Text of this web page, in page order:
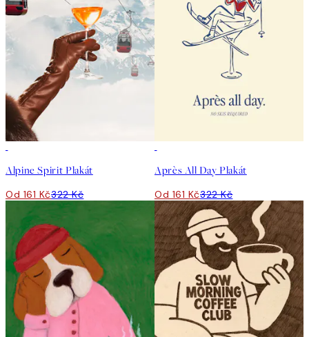
Alpine Spirit Plakát
Od 161 Kč322 Kč
Après All Day Plakát
Od 161 Kč322 Kč